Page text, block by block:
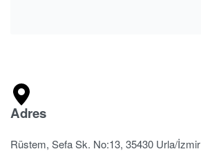
Adres
Rüstem, Sefa Sk. No:13, 35430 Urla/İzmir